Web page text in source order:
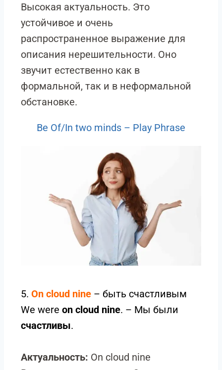
Высокая актуальность. Это
устойчивое и очень
распространенное выражение для
описания нерешительности. Оно
звучит естественно как в
формальной, так и в неформальной
обстановке.
Be Of/In two minds – Play Phrase
5. On cloud nine – быть счастливым
We were on cloud nine. – Мы были
счастливы.
Актуальность: On cloud nine